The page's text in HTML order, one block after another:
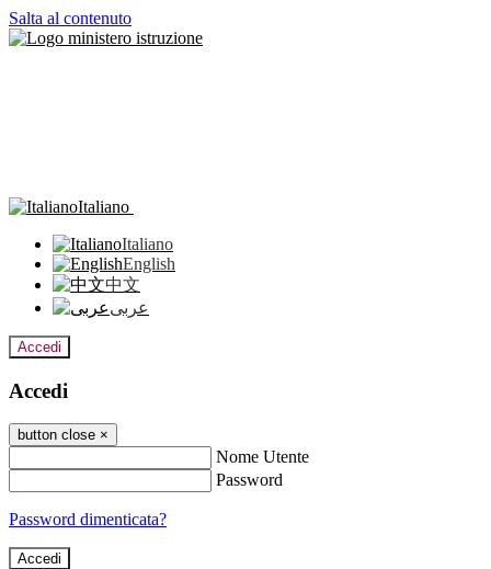
Salta al contenuto
Italiano
Italiano
English
中文
عربى
Accedi
Accedi
button close ×
Nome Utente
Password
Password dimenticata?